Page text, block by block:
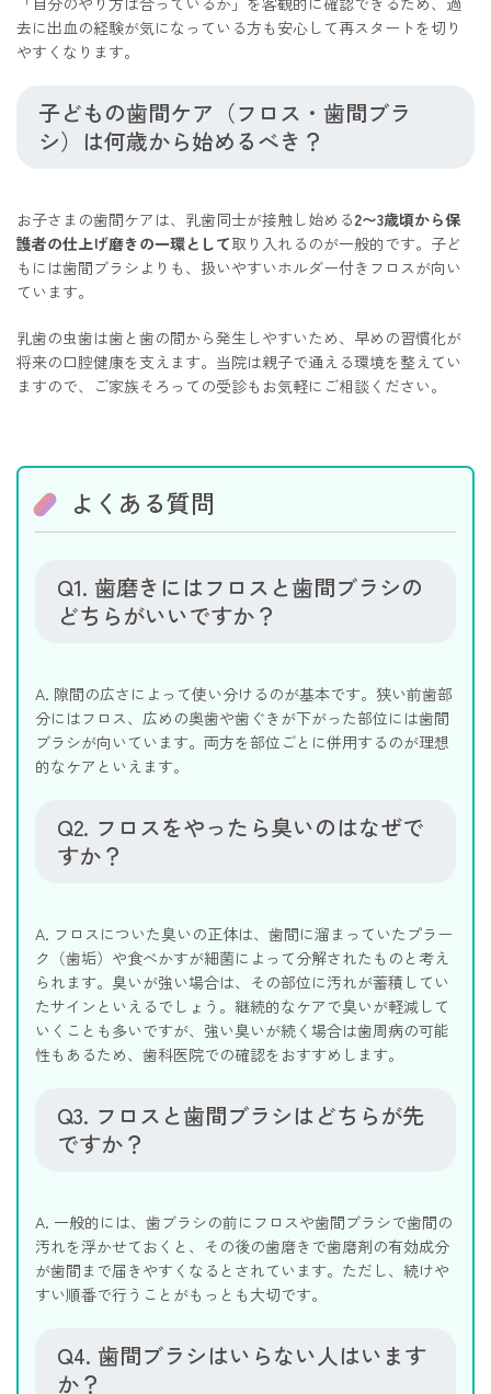
去に出血の経験が気になっている方も安心して再スタートを切り
やすくなります。
子どもの歯間ケア（フロス・歯間ブラ
シ）は何歳から始めるべき？
お子さまの歯間ケアは、乳歯同士が接触し始める2〜3歳頃から保
護者の仕上げ磨きの一環として取り入れるのが一般的です。子ど
もには歯間ブラシよりも、扱いやすいホルダー付きフロスが向い
ています。
乳歯の虫歯は歯と歯の間から発生しやすいため、早めの習慣化が
将来の口腔健康を支えます。当院は親子で通える環境を整えてい
ますので、ご家族そろっての受診もお気軽にご相談ください。
よくある質問
Q1. 歯磨きにはフロスと歯間ブラシの
どちらがいいですか？
A. 隙間の広さによって使い分けるのが基本です。狭い前歯部
分にはフロス、広めの奥歯や歯ぐきが下がった部位には歯間
ブラシが向いています。両方を部位ごとに併用するのが理想
的なケアといえます。
Q2. フロスをやったら臭いのはなぜで
すか？
A. フロスについた臭いの正体は、歯間に溜まっていたプラー
ク（歯垢）や食べかすが細菌によって分解されたものと考え
られます。臭いが強い場合は、その部位に汚れが蓄積してい
たサインといえるでしょう。継続的なケアで臭いが軽減して
いくことも多いですが、強い臭いが続く場合は歯周病の可能
性もあるため、歯科医院での確認をおすすめします。
Q3. フロスと歯間ブラシはどちらが先
ですか？
A. 一般的には、歯ブラシの前にフロスや歯間ブラシで歯間の
汚れを浮かせておくと、その後の歯磨きで歯磨剤の有効成分
が歯間まで届きやすくなるとされています。ただし、続けや
すい順番で行うことがもっとも大切です。
Q4. 歯間ブラシはいらない人はいます
か？